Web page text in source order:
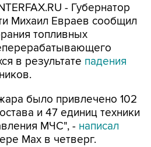
- Губернатор
Михаил Евраев сообщил
топливных
в результате падения
было привлечено 102
и 47 единиц техники
МЧС", - написал
Мах в четверг.